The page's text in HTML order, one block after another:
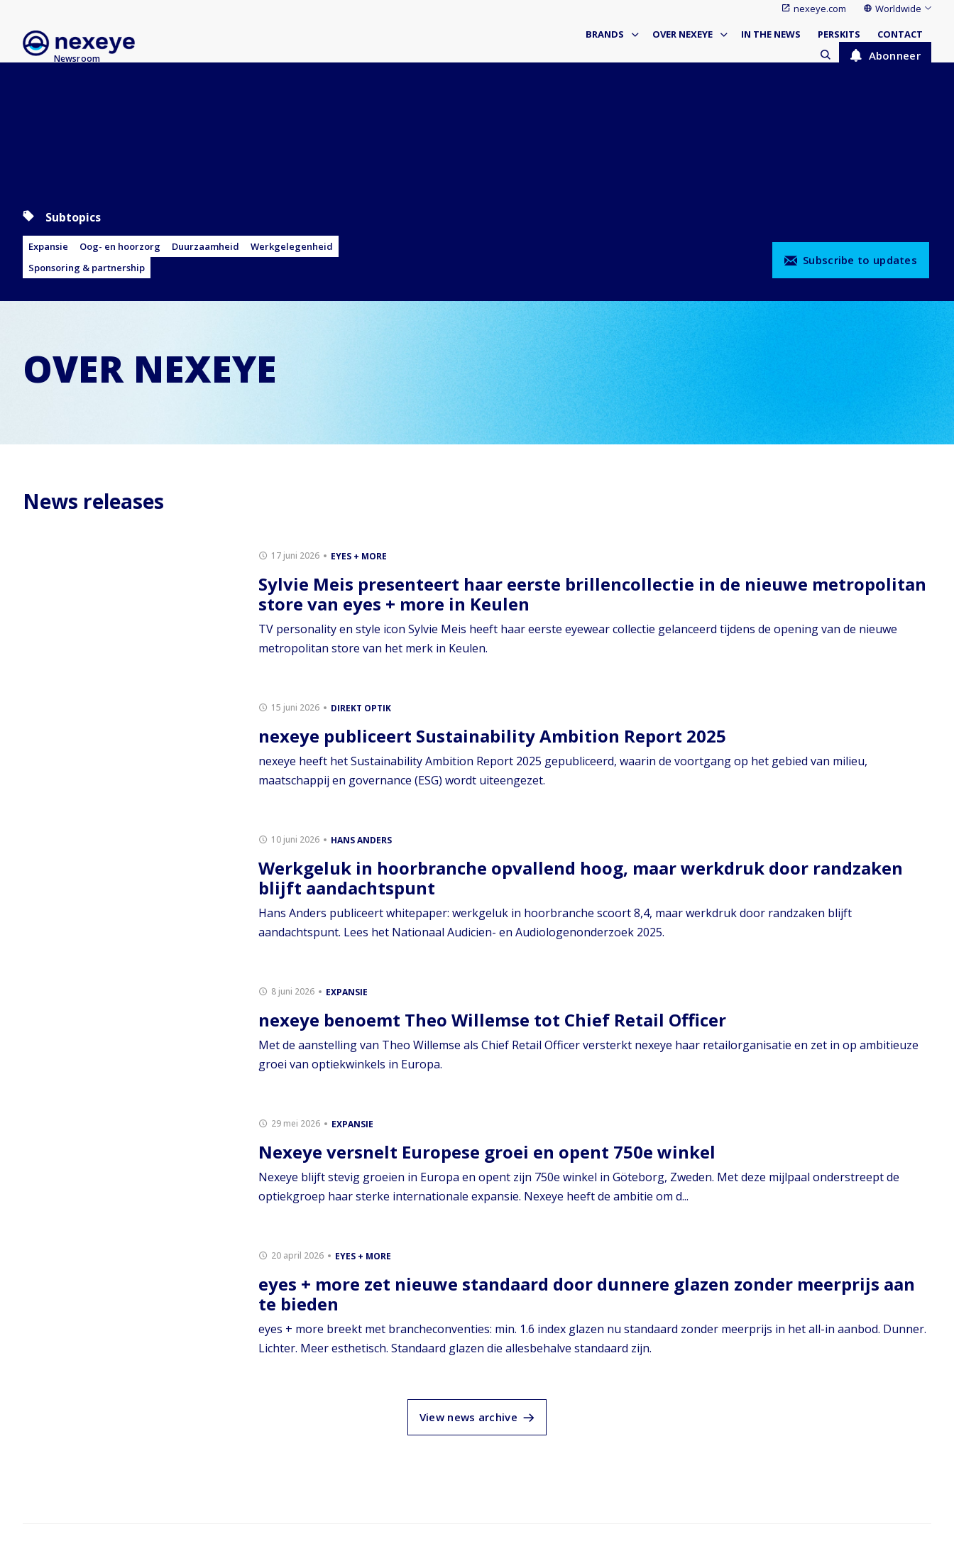
nexeye.com Worldwide
Newsroom
BRANDS OVER NEXEYE IN THE NEWS PERSKITS CONTACT
Abonneer
Subtopics
Expansie Oog- en hoorzorg Duurzaamheid
Werkgelegenheid
Sponsoring & partnership
Subscribe to updates
OVER NEXEYE
News releases
17 juni 2026 EYES + MORE
Sylvie Meis presenteert haar eerste brillencollectie in de nieuwe metropolitan
store van eyes + more in Keulen
TV personality en style icon Sylvie Meis heeft haar eerste eyewear collectie gelanceerd tijdens de opening van de nieuwe
metropolitan store van het merk in Keulen.
15 juni 2026 DIREKT OPTIK
nexeye publiceert Sustainability Ambition Report 2025
nexeye heeft het Sustainability Ambition Report 2025 gepubliceerd, waarin de voortgang op het gebied van milieu,
maatschappij en governance (ESG) wordt uiteengezet.
10 juni 2026 HANS ANDERS
Werkgeluk in hoorbranche opvallend hoog, maar werkdruk door randzaken
blijft aandachtspunt
Hans Anders publiceert whitepaper: werkgeluk in hoorbranche scoort 8,4, maar werkdruk door randzaken blijft
aandachtspunt. Lees het Nationaal Audicien- en Audiologenonderzoek 2025.
8 juni 2026 EXPANSIE
nexeye benoemt Theo Willemse tot Chief Retail Officer
Met de aanstelling van Theo Willemse als Chief Retail Officer versterkt nexeye haar retailorganisatie en zet in op ambitieuze
groei van optiekwinkels in Europa.
29 mei 2026 EXPANSIE
Nexeye versnelt Europese groei en opent 750e winkel
Nexeye blijft stevig groeien in Europa en opent zijn 750e winkel in Göteborg, Zweden. Met deze mijlpaal onderstreept de
optiekgroep haar sterke internationale expansie. Nexeye heeft de ambitie om d...
20 april 2026 EYES + MORE
eyes + more zet nieuwe standaard door dunnere glazen zonder meerprijs aan
te bieden
eyes + more breekt met brancheconventies: min. 1.6 index glazen nu standaard zonder meerprijs in het all-in aanbod. Dunner.
Lichter. Meer esthetisch. Standaard glazen die allesbehalve standaard zijn.
View news archive